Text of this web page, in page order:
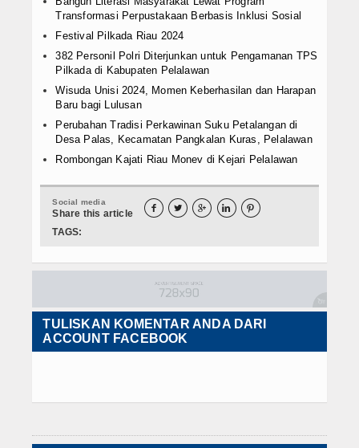
Transformasi Perpustakaan Berbasis Inklusi Sosial
Festival Pilkada Riau 2024
382 Personil Polri Diterjunkan untuk Pengamanan TPS
Pilkada di Kabupaten Pelalawan
Wisuda Unisi 2024, Momen Keberhasilan dan Harapan
Baru bagi Lulusan
Perubahan Tradisi Perkawinan Suku Petalangan di
Desa Palas, Kecamatan Pangkalan Kuras, Pelalawan
Rombongan Kajati Riau Monev di Kejari Pelalawan
Social media
Share this article     
TAGS:
TULISKAN KOMENTAR ANDA DARI
ACCOUNT FACEBOOK